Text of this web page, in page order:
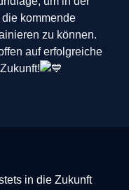
kommende
zu können.
auf erfolgreiche
in die Zukunft